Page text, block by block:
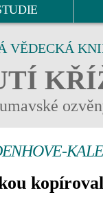
VĚDECKÁ